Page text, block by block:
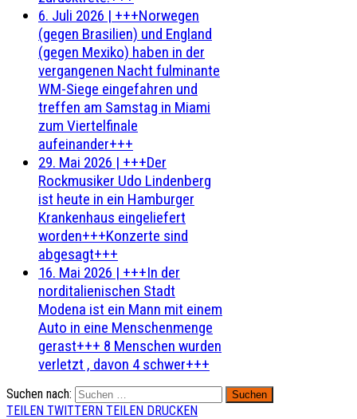
6. Juli 2026 | +++Norwegen
(gegen Brasilien) und England
(gegen Mexiko) haben in der
vergangenen Nacht fulminante
WM-Siege eingefahren und
treffen am Samstag in Miami
zum Viertelfinale
aufeinander+++
29. Mai 2026 | +++Der
Rockmusiker Udo Lindenberg
ist heute in ein Hamburger
Krankenhaus eingeliefert
worden+++Konzerte sind
abgesagt+++
16. Mai 2026 | +++In der
norditalienischen Stadt
Modena ist ein Mann mit einem
Auto in eine Menschenmenge
gerast+++ 8 Menschen wurden
verletzt , davon 4 schwer+++
Suchen nach:
TEILEN TWITTERN TEILEN DRUCKEN